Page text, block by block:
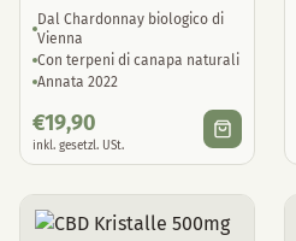
Dal Chardonnay biologico di
Vienna
Con terpeni di canapa naturali
Annata 2022
€19,90
inkl. gesetzl. USt.